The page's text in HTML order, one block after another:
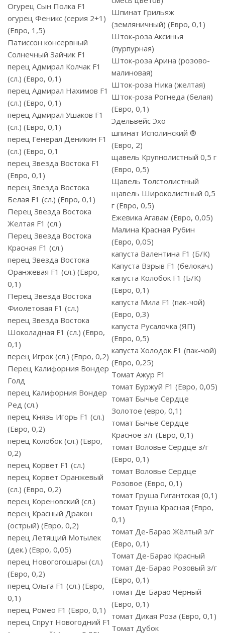
Огурец Сын Полка F1
огурец Феникс (серия 2+1)
(Евро, 1,5)
Патиссон консервный
Солнечный Зайчик F1
перец Адмирал Колчак F1
(сл.) (Евро, 0,1)
перец Адмирал Нахимов F1
(сл.) (Евро, 0,1)
перец Адмирал Ушаков F1
(сл.) (Евро, 0,1)
перец Генерал Деникин F1
(сл.) (Евро, 0,1
перец Звезда Востока F1
(Евро, 0,1)
перец Звезда Востока
Белая F1 (сл.) (Евро, 0,1)
Перец Звезда Востока
Желтая F1 (сл.)
Перец Звезда Востока
Красная F1 (сл.)
перец Звезда Востока
Оранжевая F1 (сл.) (Евро,
0,1)
Перец Звезда Востока
Фиолетовая F1 (сл.)
перец Звезда Востока
Шоколадная F1 (сл.) (Евро,
0,1)
перец Игрок (сл.) (Евро, 0,2)
Перец Калифорния Вондер
Голд
перец Калифорния Вондер
Ред (сл.)
перец Князь Игорь F1 (сл.)
(Евро, 0,2)
перец Колобок (сл.) (Евро,
0,2)
перец Корвет F1 (сл.)
перец Корвет Оранжевый
(сл.) (Евро, 0,2)
перец Кореновский (сл.)
перец Красный Дракон
(острый) (Евро, 0,2)
перец Летящий Мотылек
(дек.) (Евро, 0,05)
перец Новогогошары (сл.)
(Евро, 0,2)
перец Ольга F1 (сл.) (Евро,
0,1)
перец Ромео F1 (Евро, 0,1)
перец Спрут Новогодний F1
Шпинат Грильяж
(земляничный) (Евро, 0,1)
Шток-роза Аксинья
(пурпурная)
Шток-роза Арина (розово-
малиновая)
Шток-роза Ника (желтая)
Шток-роза Рогнеда (белая)
(Евро, 0,1)
Эдельвейс Эхо
шпинат Исполинский ®
(Евро, 2)
щавель Крупнолистный 0,5 г
(Евро, 0,5)
Щавель Толстолистный
щавель Широколистный 0,5
г (Евро, 0,5)
Ежевика Агавам (Евро, 0,05)
Малина Красная Рубин
(Евро, 0,05)
капуста Валентина F1 (Б/К)
Капуста Взрыв F1 (белокач.)
капуста Колобок F1 (Б/К)
(Евро, 0,1)
капуста Мила F1 (пак-чой)
(Евро, 0,3)
капуста Русалочка (ЯП)
(Евро, 0,5)
капуста Холодок F1 (пак-чой)
(Евро, 0,25)
Томат Ажур F1
томат Буржуй F1 (Евро, 0,05)
томат Бычье Сердце
Золотое (евро, 0,1)
томат Бычье Сердце
Красное з/г (Евро, 0,1)
томат Воловье Сердце з/г
(Евро, 0,1)
томат Воловье Сердце
Розовое (Евро, 0,1)
томат Груша Гигантская (0,1)
томат Груша Красная (Евро,
0,1)
томат Де-Барао Жёлтый з/г
(Евро, 0,1)
Томат Де-Барао Красный
томат Де-Барао Розовый з/г
(Евро, 0,1)
томат Де-Барао Чёрный
(Евро, 0,1)
томат Дикая Роза (Евро, 0,1)
Томат Дубок